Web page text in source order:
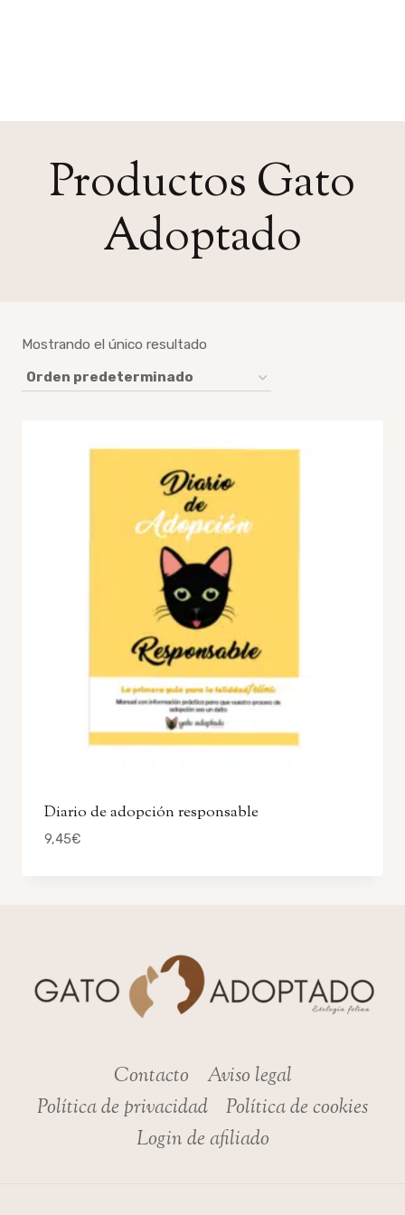
Productos Gato
Adoptado
Mostrando el único resultado
Diario de adopción responsable
9,45€
Contacto
Aviso legal
Política de privacidad
Política de cookies
Login de afiliado